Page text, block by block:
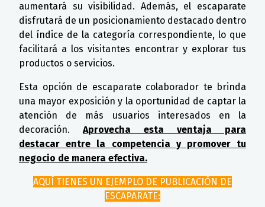
aumentará su visibilidad. Además, el escaparate
disfrutará de un posicionamiento destacado dentro
del índice de la categoría correspondiente, lo que
facilitará a los visitantes encontrar y explorar tus
productos o servicios.
Esta opción de escaparate colaborador te brinda
una mayor exposición y la oportunidad de captar la
atención de más usuarios interesados en la
decoración. Aprovecha esta ventaja para
destacar entre la competencia y promover tu
negocio de manera efectiva.
AQUÍ TIENES UN EJEMPLO DE PUBLICACIÓN DE
ESCAPARATE: